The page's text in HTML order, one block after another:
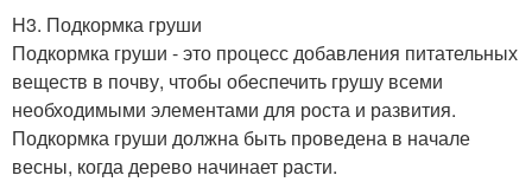
H3. Подкормка груши
Подкормка груши - это процесс добавления питательных
веществ в почву, чтобы обеспечить грушу всеми
необходимыми элементами для роста и развития.
Подкормка груши должна быть проведена в начале
весны, когда дерево начинает расти.